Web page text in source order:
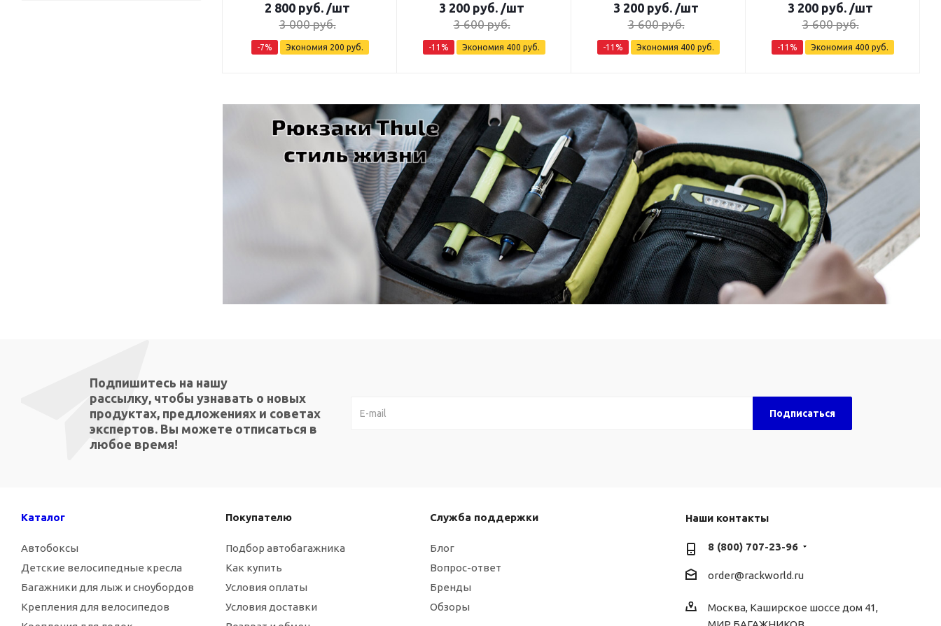
2 800 руб. /шт
3 000руб.
-7% Экономия 200 руб.
3 200 руб. /шт
3 600руб.
-11 % Экономия 400 руб.
3 200 руб. /шт
3 600руб.
-11 % Экономия 400 руб.
3 200 руб. /шт
3 600руб.
-11 % Экономия 400 руб.
Подпишитесь на нашу
рассылку, чтобы узнавать о новых
продуктах, предложениях и советах
экспертов. Вы можете отписаться в
любое время!
Каталог
Автобоксы
Детские велосипедные кресла
Багажники для лыж и сноубордов
Крепления для велосипедов
Покупателю
Подбор автобагажника
Как купить
Условия оплаты
Условия доставки
Служба поддержки
Блог
Вопрос-ответ
Бренды
Обзоры
Наши контакты
8 (800) 707-23-96
order@rackworld.ru
Москва, Каширское шоссе дом 41,